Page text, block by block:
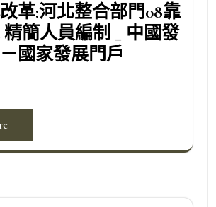
革:河北整合部門08靠
簡人員編制 _ 中國發
國家發展門戶